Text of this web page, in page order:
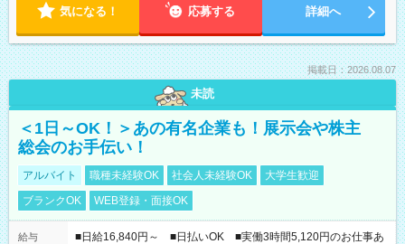
気になる！ 応募する 詳細へ
掲載日：2026.08.07
未読
＜1日～OK！＞あの有名企業も！展示会や株主
総会のお手伝い！
アルバイト 職種未経験OK 社会人未経験OK
大学生歓迎
ブランクOK
WEB登録・面接OK
給与
■日給16,840円～ ■日払いOK ■実働3時間5,120円のお仕事あ